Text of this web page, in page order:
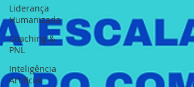
Liderança
Humanizada
Coaching &
PNL
Inteligência
Artificial